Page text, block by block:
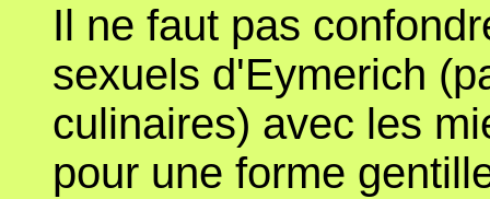
Il ne faut pas
sexuels d'Eymerich
culinaires) avec les
pour une forme